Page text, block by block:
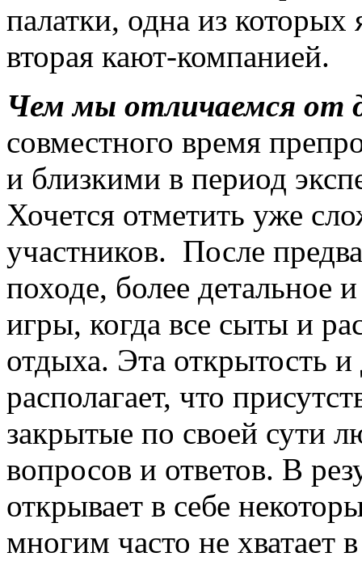
палатки, одна из которых
вторая кают-компанией.
Чем мы отличаемся от
совместного время
и близкими в период
Хочется отметить уже
участников. После
походе, более детальное
игры, когда все сыты и
отдыха. Эта открытость и
располагает, что
закрытые по своей сути
вопросов и ответов. В
открывает в себе
многим часто не хватает